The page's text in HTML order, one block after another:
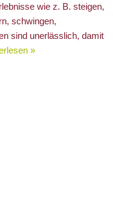
wie z. B. steigen,
schwingen,
sind unerlässlich, damit
»